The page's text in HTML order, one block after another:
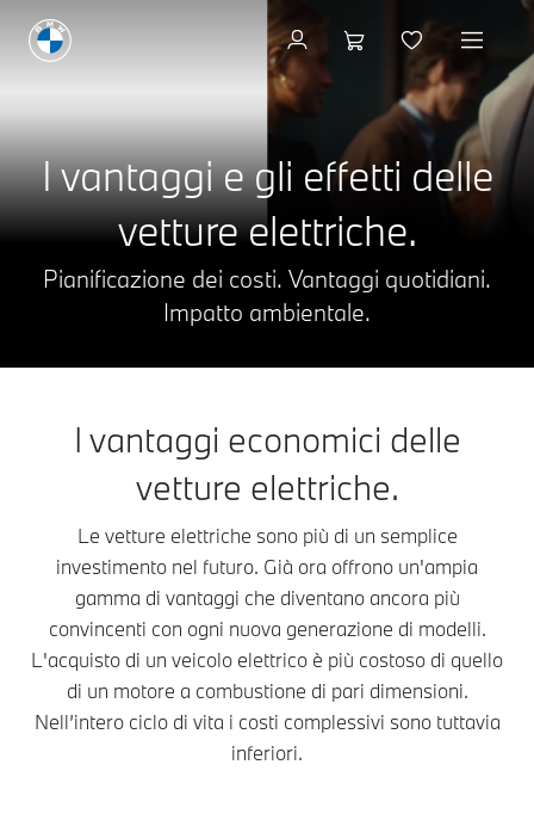
I vantaggi e gli effetti delle
vetture elettriche.
Pianificazione dei costi. Vantaggi quotidiani.
Impatto ambientale.
Andare ai modelli
I vantaggi economici delle
vetture elettriche.
Le vetture elettriche sono più di un semplice
investimento nel futuro. Già ora offrono un'ampia
gamma di vantaggi che diventano ancora più
convincenti con ogni nuova generazione di modelli.
L'acquisto di un veicolo elettrico è più costoso di quello
di un motore a combustione di pari dimensioni.
Nell’intero ciclo di vita i costi complessivi sono tuttavia
inferiori.